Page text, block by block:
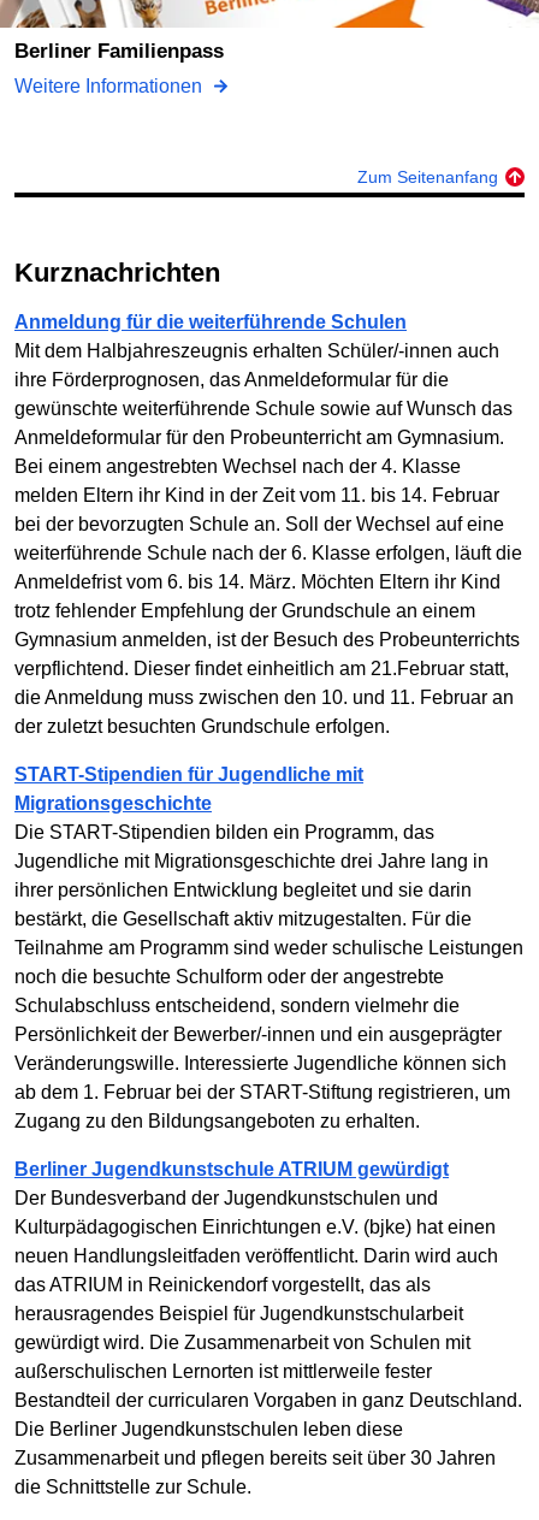
Berliner Familienpass
Weitere Informationen
Zum Seitenanfang
Kurznachrichten
Anmeldung für die weiterführende Schulen
Mit dem Halbjahreszeugnis erhalten Schüler/-innen auch
ihre Förderprognosen, das Anmeldeformular für die
gewünschte weiterführende Schule sowie auf Wunsch das
Anmeldeformular für den Probeunterricht am Gymnasium.
Bei einem angestrebten Wechsel nach der 4. Klasse
melden Eltern ihr Kind in der Zeit vom 11. bis 14. Februar
bei der bevorzugten Schule an. Soll der Wechsel auf eine
weiterführende Schule nach der 6. Klasse erfolgen, läuft die
Anmeldefrist vom 6. bis 14. März. Möchten Eltern ihr Kind
trotz fehlender Empfehlung der Grundschule an einem
Gymnasium anmelden, ist der Besuch des Probeunterrichts
verpflichtend. Dieser findet einheitlich am 21.Februar statt,
die Anmeldung muss zwischen den 10. und 11. Februar an
der zuletzt besuchten Grundschule erfolgen.
START-Stipendien für Jugendliche mit
Migrationsgeschichte
Die START-Stipendien bilden ein Programm, das
Jugendliche mit Migrationsgeschichte drei Jahre lang in
ihrer persönlichen Entwicklung begleitet und sie darin
bestärkt, die Gesellschaft aktiv mitzugestalten. Für die
Teilnahme am Programm sind weder schulische Leistungen
noch die besuchte Schulform oder der angestrebte
Schulabschluss entscheidend, sondern vielmehr die
Persönlichkeit der Bewerber/-innen und ein ausgeprägter
Veränderungswille. Interessierte Jugendliche können sich
ab dem 1. Februar bei der START-Stiftung registrieren, um
Zugang zu den Bildungsangeboten zu erhalten.
Berliner Jugendkunstschule ATRIUM gewürdigt
Der Bundesverband der Jugendkunstschulen und
Kulturpädagogischen Einrichtungen e.V. (bjke) hat einen
neuen Handlungsleitfaden veröffentlicht. Darin wird auch
das ATRIUM in Reinickendorf vorgestellt, das als
herausragendes Beispiel für Jugendkunstschularbeit
gewürdigt wird. Die Zusammenarbeit von Schulen mit
außerschulischen Lernorten ist mittlerweile fester
Bestandteil der curricularen Vorgaben in ganz Deutschland.
Die Berliner Jugendkunstschulen leben diese
Zusammenarbeit und pflegen bereits seit über 30 Jahren
die Schnittstelle zur Schule.